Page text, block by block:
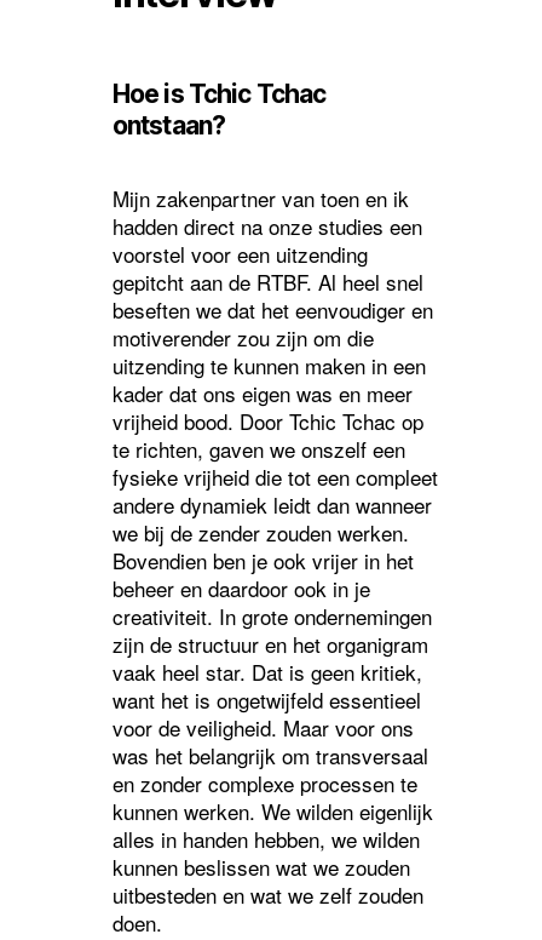
Hoe is Tchic Tchac
ontstaan?
Mijn zakenpartner van toen en ik
hadden direct na onze studies een
voorstel voor een uitzending
gepitcht aan de RTBF. Al heel snel
beseften we dat het eenvoudiger en
motiverender zou zijn om die
uitzending te kunnen maken in een
kader dat ons eigen was en meer
vrijheid bood. Door Tchic Tchac op
te richten, gaven we onszelf een
fysieke vrijheid die tot een compleet
andere dynamiek leidt dan wanneer
we bij de zender zouden werken.
Bovendien ben je ook vrijer in het
beheer en daardoor ook in je
creativiteit. In grote ondernemingen
zijn de structuur en het organigram
vaak heel star. Dat is geen kritiek,
want het is ongetwijfeld essentieel
voor de veiligheid. Maar voor ons
was het belangrijk om transversaal
en zonder complexe processen te
kunnen werken. We wilden eigenlijk
alles in handen hebben, we wilden
kunnen beslissen wat we zouden
uitbesteden en wat we zelf zouden
doen.